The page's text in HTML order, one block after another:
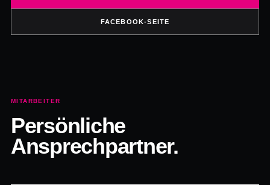
FACEBOOK-SEITE
MITARBEITER
Persönliche
Ansprechpartner.